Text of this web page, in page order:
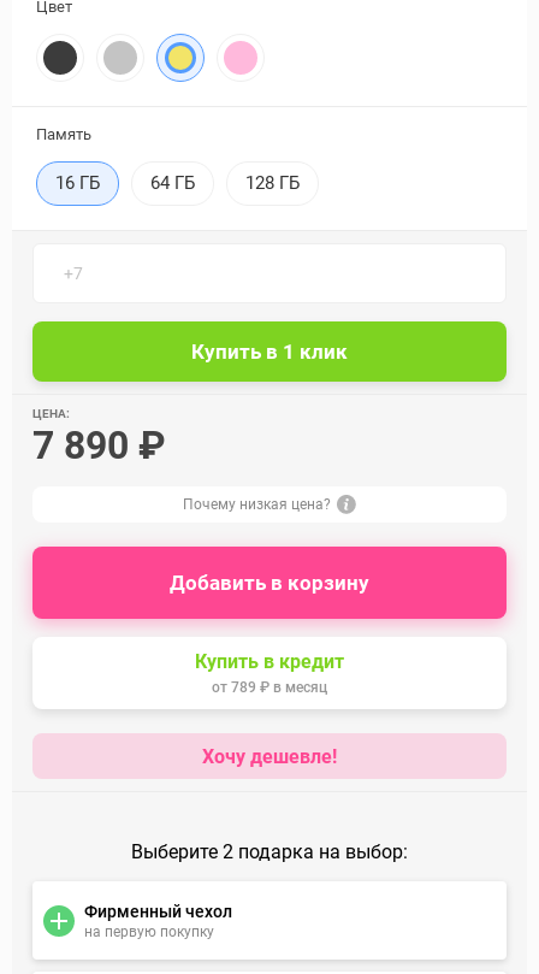
Цвет
Память
16 ГБ 64 ГБ 128 ГБ
ЦЕНА:
7 890 ₽
Почему низкая цена?
Добавить в корзину
Купить в кредит
от 789 ₽ в месяц
Хочу дешевле!
Выберите 2 подарка на выбор:
Фирменный чехол
на первую покупку